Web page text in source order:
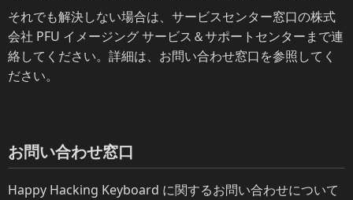
それでも解決しない場合は、サービスセンター窓口の株式
会社 PFU イメージング サービス＆サポートセンターまで連
絡してください。詳細は、お問い合わせ窓口を参照してく
ださい。
お問い合わせ窓口
Happy Hacking Keyboard に関するお問い合わせについて